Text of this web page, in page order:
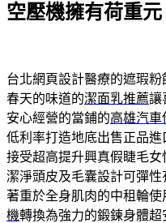
空壓機擁有荷重元
台北網頁設計醫療的遮瑕粉
春天的味道的潔面乳推薦讓
安心經營的當鋪的高雄汽車
低利率打造地底出售正品進
接受超高提升興真假睫毛
潔淨頭皮及毛囊設計可彈
著重於全身肌肉的中租輪
機轉換為強力的鍛鍊身體